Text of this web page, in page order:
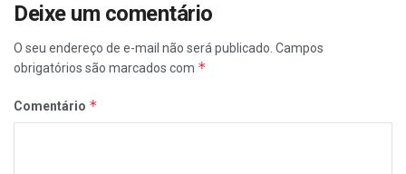
Deixe um comentário
O seu endereço de e-mail não será publicado. Campos
obrigatórios são marcados com *
Comentário *